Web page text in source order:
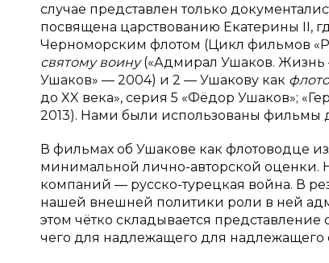
случае представлен только
посвящена царствованию Екатерины II,
Черноморским флотом (Цикл фильмов
святому воину(«Адмирал Ушаков. Жизнь
Ушаков» — 2004) и 2 — Ушакову как
до XX века», серия 5 «Фёдор Ушаков»;
2013). Нами были использованы фильмы
В фильмах об Ушакове как флотоводце
минимальной лично-авторской оценки.
компаний — русско-турецкая война. В
нашей внешней политики роли в ней
этом чётко складывается
чего для надлежащего для надлежащего